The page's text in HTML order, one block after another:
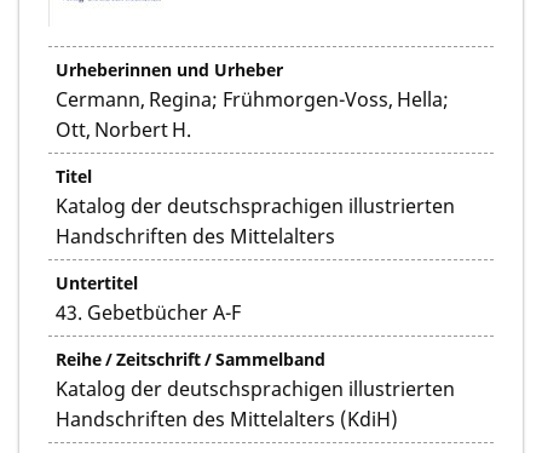
Urheberinnen und Urheber
Cermann, Regina; Frühmorgen-Voss, Hella;
Ott, Norbert H.
Titel
Katalog der deutschsprachigen illustrierten
Handschriften des Mittelalters
Untertitel
43. Gebetbücher A-F
Reihe / Zeitschrift / Sammelband
Katalog der deutschsprachigen illustrierten
Handschriften des Mittelalters (KdiH)